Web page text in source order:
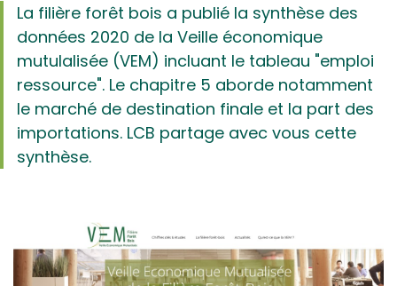
La filière forêt bois a publié la synthèse des
données 2020 de la Veille économique
mutulalisée (VEM) incluant le tableau "emploi
ressource". Le chapitre 5 aborde notamment
le marché de destination finale et la part des
importations. LCB partage avec vous cette
synthèse.